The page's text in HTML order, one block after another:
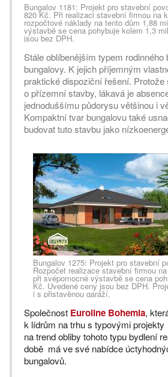
Bungalov 1181: Projekt pro stavební
820 Kč. Při realizaci stavební firmou na
rozpočtové náklady na tento dům 1,88
výstavbě se cena pohybuje kolem 1,3
jsou bez DPH.
Stále oblíbenějším typem rodinného
bungalovy. K jejich příjemným
praktické dispoziční řešení. Protože
o přízemní stavby, lákavá je
jednoduššímu půdorysu většinou i
Kompaktní tvar bungalovu také
budovat tuto stavbu jako
Bungalov 1275: Projekt pro stavební
Rozpočet realizace stavební firmou
při svépomocné výstavbě se cena
Kč. Uvedené ceny jsou bez DPH.
i s přistavěnou garáží.
Společnost Euroline Bohemia,
k lídrům na trhu s typovými
na trend obliby tohoto typu bydlení
době má ve své nabídce
bungalovů.